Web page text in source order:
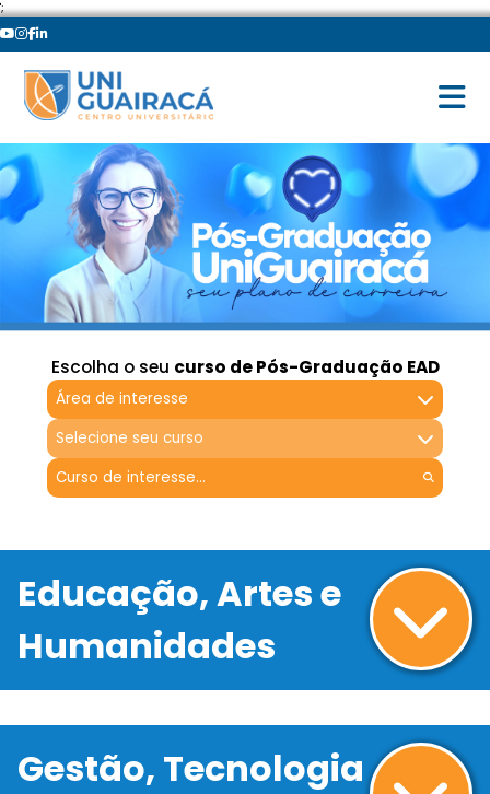
';
Escolha o seu curso de Pós-Graduação EAD
Área de interesse
Selecione seu curso
Educação, Artes e
Humanidades
Gestão, Tecnologia